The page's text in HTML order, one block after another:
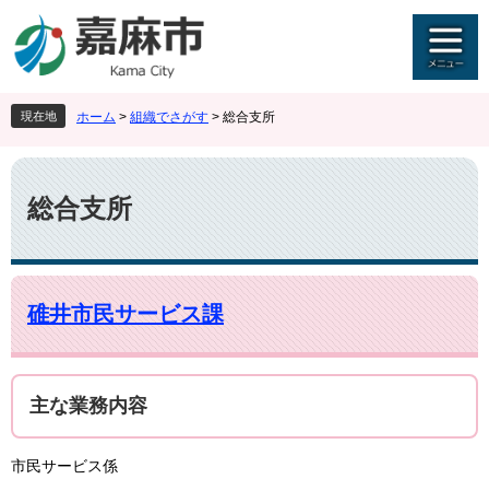
ジ
先
頭
す
。
ュ
を
飛
し
て
本
文
へ
現在地 ホーム > 組織でさがす > 総合支所
本
文
総合支所
碓井市民サービス課
主な業務内容
市民サービス係